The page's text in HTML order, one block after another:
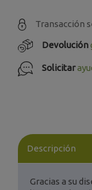
Transacción
Devolución
Solicitar
Descripción
Gracias a su